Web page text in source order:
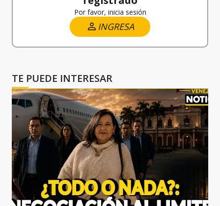
Por favor, inicia sesión
INGRESA
TE PUEDE INTERESAR